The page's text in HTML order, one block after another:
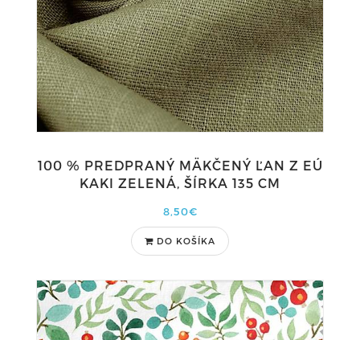
100 % PREDPRANÝ MÄKČENÝ ĽAN Z EÚ
KAKI ZELENÁ, ŠÍRKA 135 CM
8,50€
DO KOŠÍKA